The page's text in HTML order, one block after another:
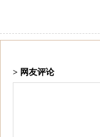
> 网友评论